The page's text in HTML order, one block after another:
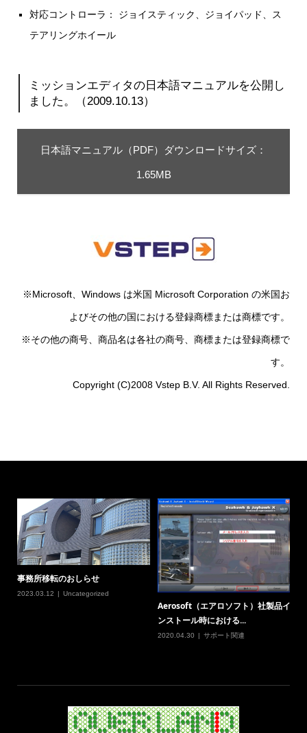
対応コントローラ： ジョイスティック、ジョイパッド、ス
テアリングホイール
ミッションエディタの日本語マニュアルを公開し
ました。（2009.10.13）
日本語マニュアル（PDF）ダウンロードサイズ：
1.65MB
※Microsoft、Windows は米国 Microsoft Corporation の米国お
よびその他の国における登録商標または商標です。
※その他の商号、商品名は各社の商号、商標または登録商標で
す。
Copyright (C)2008 Vstep B.V. All Rights Reserved.
事務所移転のおしらせ
2023.03.12 Uncategorized
Aerosoft（エアロソフト）社製品イ
ンストール時における...
2020.04.30 サポート関連